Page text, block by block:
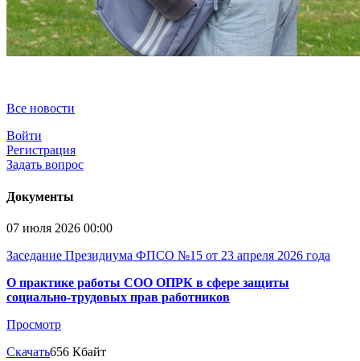
Все новости
Войти
Регистрация
Задать вопрос
Документы
07 июля 2026 00:00
Заседание Президиума ФПСО №15 от 23 апреля 2026 года
О практике работы СОО ОПРК в сфере защиты
социально-трудовых прав работников
Просмотр
Скачать656 Кбайт